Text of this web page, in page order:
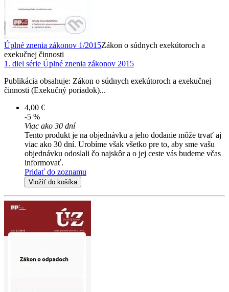
Úplné znenia zákonov 1/2015Zákon o súdnych exekútoroch a
exekučnej činnosti
1. diel série Úplné znenia zákonov 2015
Publikácia obsahuje: Zákon o súdnych exekútoroch a exekučnej
činnosti (Exekučný poriadok)...
4,00 €
-5 %
Viac ako 30 dní
Tento produkt je na objednávku a jeho dodanie môže trvať aj
viac ako 30 dní. Urobíme však všetko pre to, aby sme vašu
objednávku odoslali čo najskôr a o jej ceste vás budeme včas
informovať.
Pridať do zoznamu
Vložiť do košíka